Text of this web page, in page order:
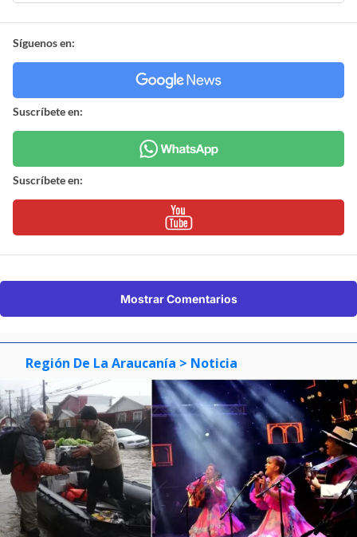
Síguenos en:
Suscríbete en:
Suscríbete en:
Mostrar Comentarios
Región De La Araucanía > Noticia